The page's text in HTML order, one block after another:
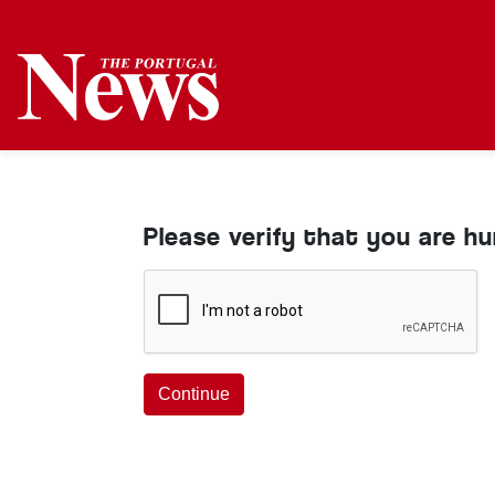
Please verify that you are
Continue